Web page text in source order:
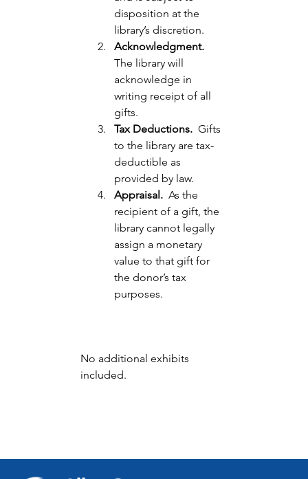
disposition at the
library’s discretion.
Acknowledgment.
The library will
acknowledge in
writing receipt of all
gifts.
Tax Deductions. Gifts
to the library are tax-
deductible as
provided by law.
Appraisal. As the
recipient of a gift, the
library cannot legally
assign a monetary
value to that gift for
the donor’s tax
purposes.
No additional exhibits
included.